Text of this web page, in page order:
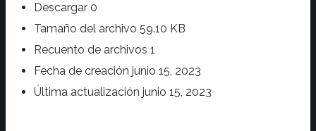
Descargar 0
Tamaño del archivo 59.10 KB
Recuento de archivos 1
Fecha de creación junio 15, 2023
Última actualización junio 15, 2023